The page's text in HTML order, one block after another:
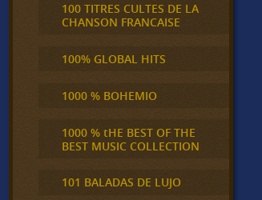
100 TITRES CULTES DE LA
CHANSON FRANCAISE
100% GLOBAL HITS
1000 % BOHEMIO
1000 % tHE BEST OF THE
BEST MUSIC COLLECTION
101 BALADAS DE LUJO